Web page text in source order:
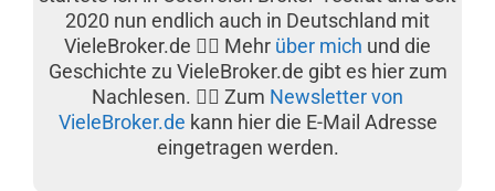
2020 nun endlich auch in Deutschland mit
VieleBroker.de 👉🏽 Mehr über mich und die
Geschichte zu VieleBroker.de gibt es hier zum
Nachlesen. 👉🏽 Zum Newsletter von
VieleBroker.de kann hier die E-Mail Adresse
eingetragen werden.